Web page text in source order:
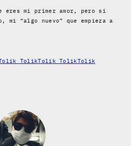
eres mi primer amor, pero si
mi “algo nuevo” que empieza a
TolikTolik TolikTolik